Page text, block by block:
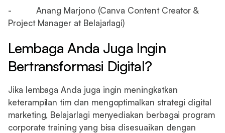
- Anang Marjono (Canva Content Creator &
Project Manager at Belajarlagi)
Lembaga Anda Juga Ingin
Bertransformasi Digital?
Jika lembaga Anda juga ingin meningkatkan
keterampilan tim dan mengoptimalkan strategi digital
marketing, Belajarlagi menyediakan berbagai program
corporate training yang bisa disesuaikan dengan